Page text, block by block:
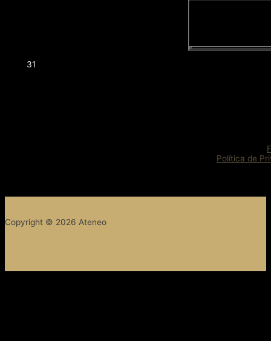
31
Política de
Copyright © 2026 Ateneo